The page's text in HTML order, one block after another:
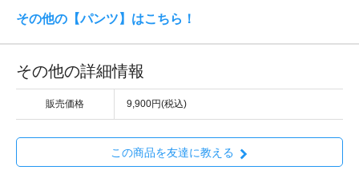
その他の【パンツ】はこちら！
その他の詳細情報
販売価格 9,900円(税込)
この商品を友達に教える